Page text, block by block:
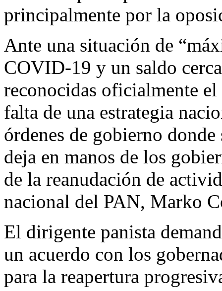
principalmente por la
Ante una situación de
COVID-19 y un saldo
reconocidas oficialmente
falta de una estrategia
órdenes de gobierno
deja en manos de los
de la reanudación de
nacional del PAN, Marko
El dirigente panista
un acuerdo con los
para la reapertura